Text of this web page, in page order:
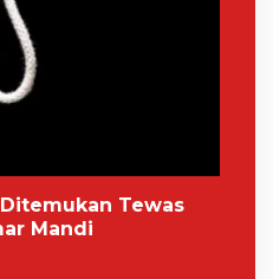
Tewas
Mandi